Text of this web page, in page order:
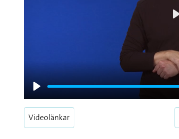
Play
Videolänkar